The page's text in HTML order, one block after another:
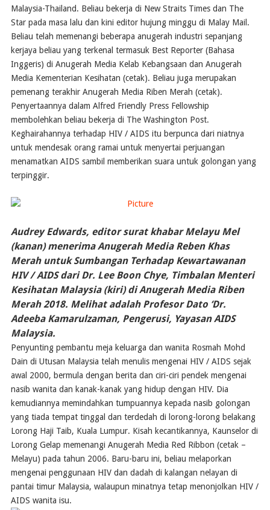
Malaysia-Thailand. Beliau bekerja di New Straits Times dan The
Star pada masa lalu dan kini editor hujung minggu di Malay Mail.
Beliau telah memenangi beberapa anugerah industri sepanjang
kerjaya beliau yang terkenal termasuk Best Reporter (Bahasa
Inggeris) di Anugerah Media Kelab Kebangsaan dan Anugerah
Media Kementerian Kesihatan (cetak). Beliau juga merupakan
pemenang terakhir Anugerah Media Riben Merah (cetak).
Penyertaannya dalam Alfred Friendly Press Fellowship
membolehkan beliau bekerja di The Washington Post.
Keghairahannya terhadap HIV / AIDS itu berpunca dari niatnya
untuk mendesak orang ramai untuk menyertai perjuangan
menamatkan AIDS sambil memberikan suara untuk golongan yang
terpinggir.
Audrey Edwards, editor surat khabar Melayu Mel
(kanan) menerima Anugerah Media Reben Khas
Merah untuk Sumbangan Terhadap Kewartawanan
HIV / AIDS dari Dr. Lee Boon Chye, Timbalan Menteri
Kesihatan Malaysia (kiri) di Anugerah Media Riben
Merah 2018. Melihat adalah Profesor Dato ‘Dr.
Adeeba Kamarulzaman, Pengerusi, Yayasan AIDS
Malaysia.
​Penyunting pembantu meja keluarga dan wanita Rosmah Mohd
Dain di Utusan Malaysia telah menulis mengenai HIV / AIDS sejak
awal 2000, bermula dengan berita dan ciri-ciri pendek mengenai
nasib wanita dan kanak-kanak yang hidup dengan HIV. Dia
kemudiannya memindahkan tumpuannya kepada nasib golongan
yang tiada tempat tinggal dan terdedah di lorong-lorong belakang
Lorong Haji Taib, Kuala Lumpur. Kisah kecantikannya, Kaunselor di
Lorong Gelap memenangi Anugerah Media Red Ribbon (cetak –
Melayu) pada tahun 2006. Baru-baru ini, beliau melaporkan
mengenai penggunaan HIV dan dadah di kalangan nelayan di
pantai timur Malaysia, walaupun minatnya tetap menonjolkan HIV /
AIDS wanita isu.